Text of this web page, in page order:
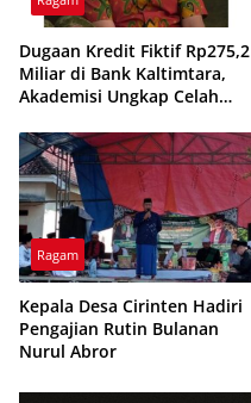
Dugaan Kredit Fiktif Rp275,2
Miliar di Bank Kaltimtara,
Akademisi Ungkap Celah
Ragam
Kepala Desa Cirinten Hadiri
Pengajian Rutin Bulanan
Nurul Abror